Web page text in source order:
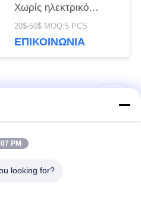
Χωρίς ηλεκτρικό
νικέλιο Shell Mil Dtl
20$-50$ MOQ:5 PCS
ΕΠΙΚΟΙΝΩΝΊΑ
Σειρά MIL-DTL-26482
PM
looking for?